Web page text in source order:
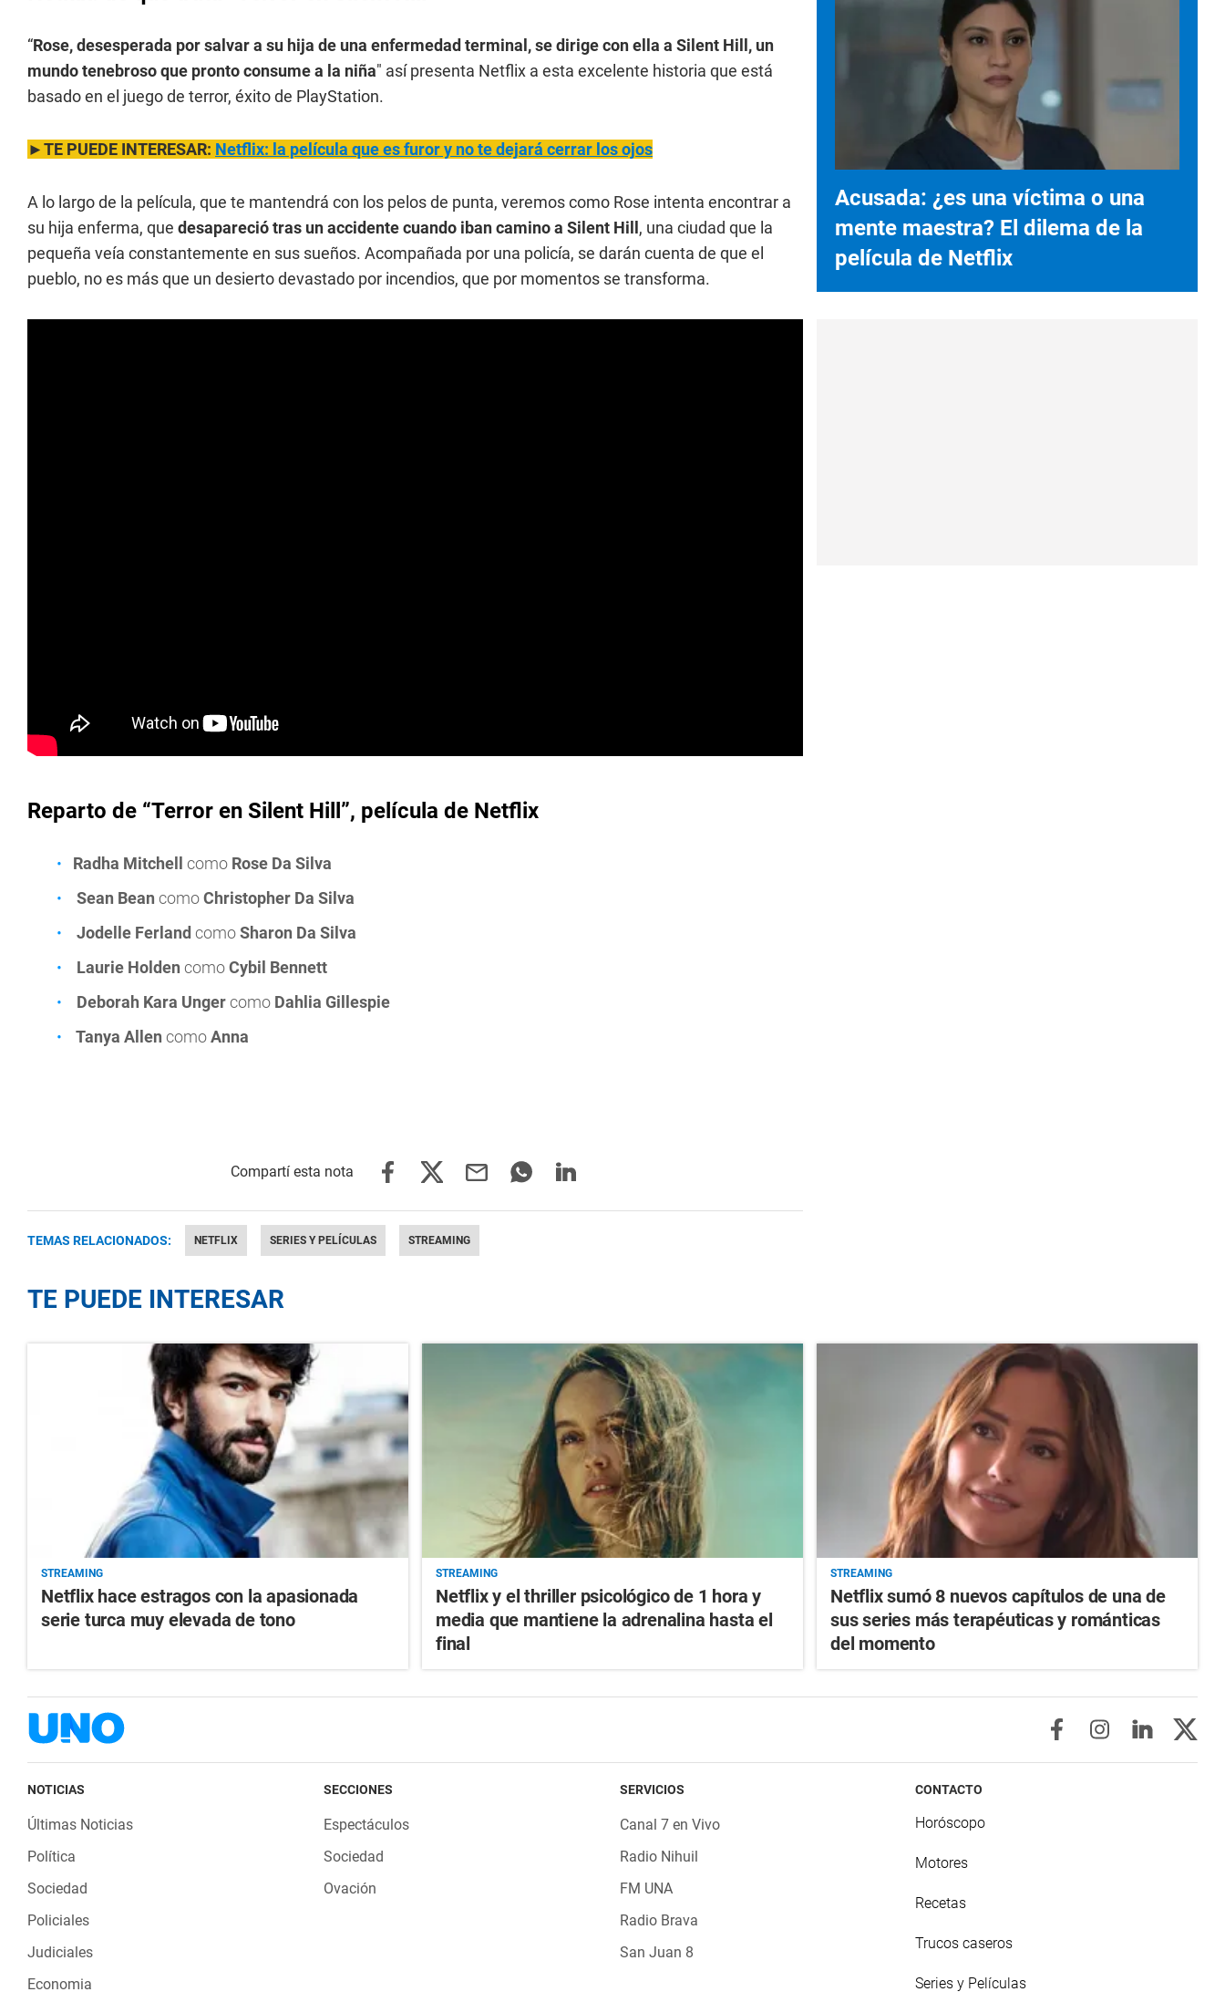
“Rose, desesperada por salvar a su hija de una enfermedad terminal, se dirige con ella a Silent Hill, un
mundo tenebroso que pronto consume a la niña" así presenta Netflix a esta excelente historia que está
basado en el juego de terror, éxito de PlayStation.
►TE PUEDE INTERESAR: Netflix: la película que es furor y no te dejará cerrar los ojos
A lo largo de la película, que te mantendrá con los pelos de punta, veremos como Rose intenta encontrar a
su hija enferma, que desapareció tras un accidente cuando iban camino a Silent Hill , una ciudad que la
pequeña veía constantemente en sus sueños. Acompañada por una policía, se darán cuenta de que el
pueblo, no es más que un desierto devastado por incendios, que por momentos se transforma.
Reparto de “Terror en Silent Hill”, película de Netflix
Radha Mitchell como Rose Da Silva
Sean Bean comoChristopher Da Silva
Jodelle FerlandcomoSharon Da Silva
Laurie Holden comoCybil Bennett
Deborah Kara Ungercomo Dahlia Gillespie
Tanya Allen comoAnna
TEMAS RELACIONADOS: NETFLIX SERIES Y PELÍCULAS STREAMING
Acusada: ¿es una víctima o una
mente maestra? El dilema de la
película de Netflix
TE PUEDE INTERESAR
STREAMING
Netflix hace estragos con la apasionada
serie turca muy elevada de tono
STREAMING
Netflix y el thriller psicológico de 1 hora y
media que mantiene la adrenalina hasta el
final
STREAMING
Netflix sumó 8 nuevos capítulos de una de
sus series más terapéuticas y románticas
del momento
NOTICIAS
Últimas Noticias
Política
Sociedad
Policiales
Judiciales
Economia
SECCIONES
Espectáculos
Sociedad
Ovación
SERVICIOS
Canal 7 en Vivo
Radio Nihuil
FM UNA
Radio Brava
San Juan 8
CONTACTO
Horóscopo
Motores
Recetas
Trucos caseros
Series y Películas